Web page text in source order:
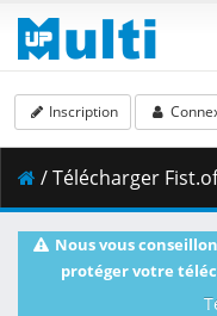
Inscription
/ Télécharger
Nous vous
protéger votre